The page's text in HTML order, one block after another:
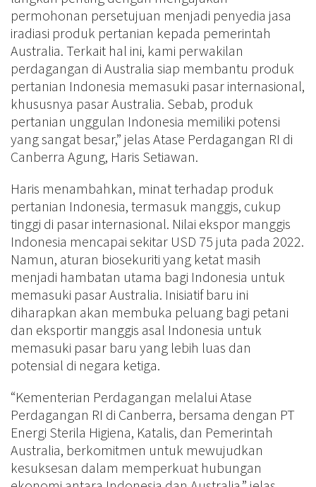
permohonan persetujuan menjadi penyedia jasa
iradiasi produk pertanian kepada pemerintah
Australia. Terkait hal ini, kami perwakilan
perdagangan di Australia siap membantu produk
pertanian Indonesia memasuki pasar internasional,
khususnya pasar Australia. Sebab, produk
pertanian unggulan Indonesia memiliki potensi
yang sangat besar,” jelas Atase Perdagangan RI di
Canberra Agung, Haris Setiawan.
Haris menambahkan, minat terhadap produk
pertanian Indonesia, termasuk manggis, cukup
tinggi di pasar internasional. Nilai ekspor manggis
Indonesia mencapai sekitar USD 75 juta pada 2022.
Namun, aturan biosekuriti yang ketat masih
menjadi hambatan utama bagi Indonesia untuk
memasuki pasar Australia. Inisiatif baru ini
diharapkan akan membuka peluang bagi petani
dan eksportir manggis asal Indonesia untuk
memasuki pasar baru yang lebih luas dan
potensial di negara ketiga.
“Kementerian Perdagangan melalui Atase
Perdagangan RI di Canberra, bersama dengan PT
Energi Sterila Higiena, Katalis, dan Pemerintah
Australia, berkomitmen untuk mewujudkan
kesuksesan dalam memperkuat hubungan